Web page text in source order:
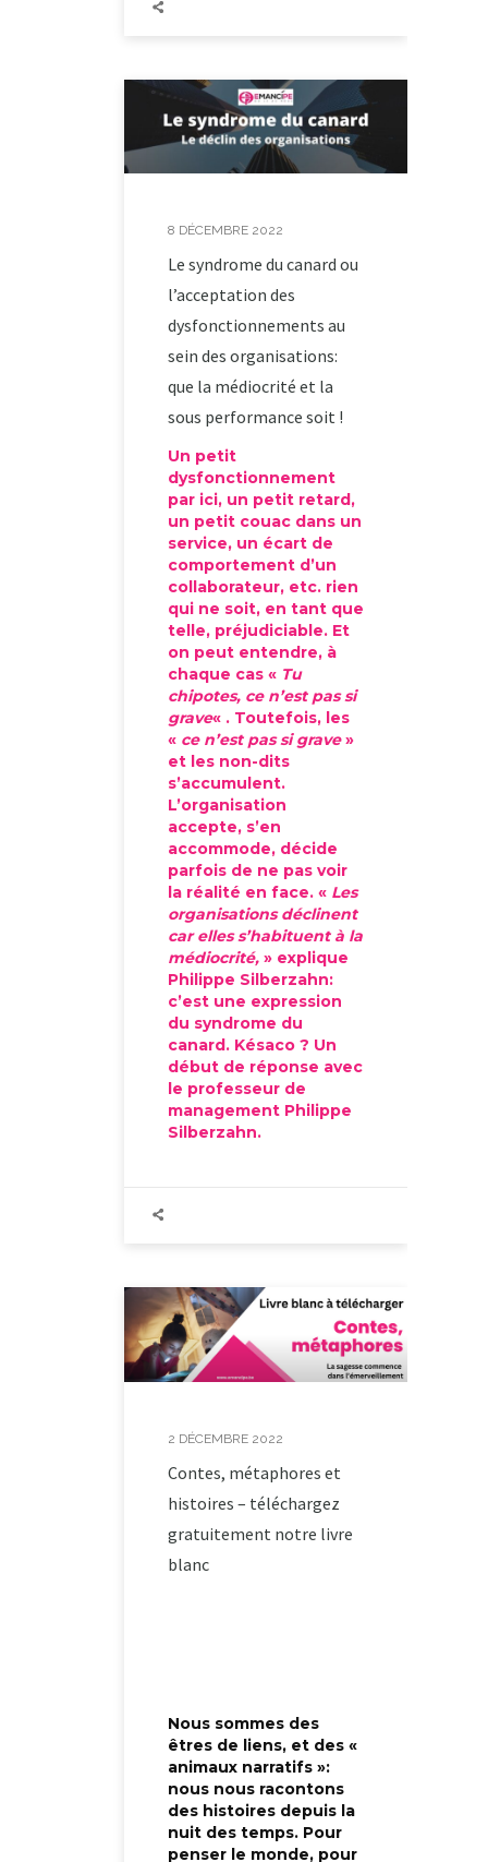
8 DÉCEMBRE 2022
Le syndrome du canard ou
l’acceptation des
dysfonctionnements au
sein des organisations:
que la médiocrité et la
sous performance soit !
Un petit
dysfonctionnement
par ici, un petit retard,
un petit couac dans un
service, un écart de
comportement d’un
collaborateur, etc. rien
qui ne soit, en tant que
telle, préjudiciable. Et
on peut entendre, à
chaque cas « Tu
chipotes, ce n’est pas si
grave« . Toutefois, les
« ce n’est pas si grave»
et les non-dits
s’accumulent.
L’organisation
accepte, s’en
accommode, décide
parfois de ne pas voir
la réalité en face. « Les
organisations déclinent
car elles s’habituent à la
médiocrité, » explique
Philippe Silberzahn:
c’est une expression
du syndrome du
canard. Késaco ? Un
début de réponse avec
le professeur de
management Philippe
Silberzahn.
2 DÉCEMBRE 2022
Contes, métaphores et
histoires – téléchargez
gratuitement notre livre
blanc
Nous sommes des
êtres de liens, et des «
animaux narratifs »:
nous nous racontons
des histoires depuis la
nuit des temps. Pour
penser le monde, pour